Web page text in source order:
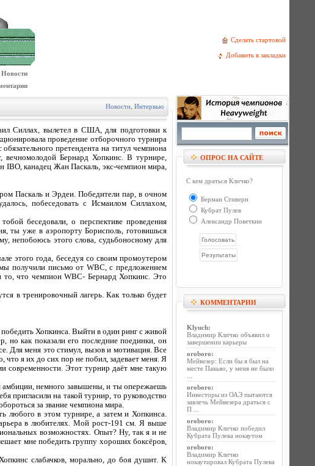
Сделать стартовой
Добавить в закладки
Новости
Новости Интервью
Силлах, вылетел в США, для подготовки к
проведение отборочного турнира
претендента на титул чемпиона
вечномолодой Бернард Хопкинс. В турнире,
IBO, канадец Жан Паскаль, экс-чемпион мира,
Паскаль и Эрдеи. Победители пар, в очном
побеседовать с Исмаилом Силлахом,
беседовали, о перспективе проведения
ты уже в аэропорту Борисполь, готовишься
непобоюсь этого слова, судьбоносному для
этого года, беседуя со своим промоутером
получили письмо от WBC, с предложением
то, что чемпион WBC- Бернард Хопкинс. Это
в тренировочный лагерь. Как только будет
Хопкинса. Выйти в один ринг с живой
но как показали его последние поединки, он
Для меня это стимул, вызов и мотивация. Все
я их до сих пор не побил, задевает меня. Я
современности. Этот турнир даёт мне такую
амбиции, немного завышены, и ты опережаешь
пригласили на такой турнир, то руководство
за звание чемпиона мира.
любого в этом турнире, а затем и Хопкинса.
в любителях. Мой рост-191 см. Я выше
возможностях. Опыт? Ну, так я и не
мне победить группу хороших боксёров,
слабачков, морально, до боя душит. К
ОПРОС НА САЙТЕ
С кем драться Кличко?
Берман Стиверн
Кубрат Пулев
Александр Поветкин
КОММЕНТАРИИ
Klyuch:
Владимир Кличко объявил о
завершении карьеры
oroboro:
Мейвезер: Если бы я был на
месте Пакьяо, у меня не было
oroboro:
Инвесторы из ОАЭ пытаются
завлечь Мейвезера драться с
П ...
oroboro:
Владимир Кличко победил
Кубрата Пулева нокаутом
oroboro:
Владимир Кличко
нокаутировал Кубрата Пулева